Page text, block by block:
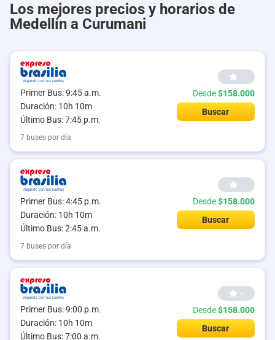
Los mejores precios y horarios de
Medellín a Curumani
Primer Bus: 9:45 a.m.
Duración: 10h 10m
Último Bus: 7:45 p.m.
--
Desde$158.000
Buscar
7 buses por día
Primer Bus: 4:45 p.m.
Duración: 10h 10m
Último Bus: 2:45 a.m.
--
Desde$158.000
Buscar
7 buses por día
Primer Bus: 9:00 p.m.
Duración: 10h 10m
Último Bus: 7:00 a.m.
--
Desde$158.000
Buscar